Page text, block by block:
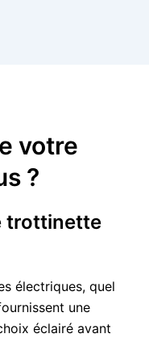
votre
?
trottinette
électriques, quel
une
éclairé avant